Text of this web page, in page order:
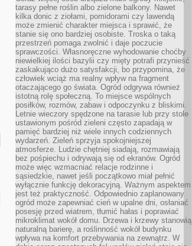
tarasy pełne roślin albo zielone balkony. Nawet
kilka donic z ziołami, pomidorami czy lawendą
może zmienić charakter miejsca i sprawić, że
stanie się ono bardziej osobiste. Troska o taką
przestrzeń pomaga zwolnić i daje poczucie
sprawczości. Własnoręczne wyhodowanie choćby
niewielkiej ilości bazylii czy mięty potrafi przynieść
zaskakująco dużo satysfakcji, bo przypomina, że
człowiek wciąż ma realny wpływ na fragment
otaczającego go świata. Ogród odgrywa również
istotną rolę społeczną. To miejsce wspólnych
posiłków, rozmów, zabaw i odpoczynku z bliskimi.
Letnie wieczory spędzone na tarasie lub przy stole
ustawionym pośród zieleni często zapadają w
pamięć bardziej niż wiele innych codziennych
wydarzeń. Zieleń sprzyja spokojniejszej
atmosferze. Ludzie chętniej siadają, rozmawiają
bez pośpiechu i odrywają się od ekranów. Ogród
może więc wzmacniać relacje rodzinne i
sąsiedzkie, nawet jeśli początkowo miał pełnić
wyłącznie funkcję dekoracyjną. Ważnym aspektem
jest też praktyczność. Odpowiednio zaplanowany
ogród może zapewniać cień w upalne dni, osłaniać
posesję przed wiatrem, tłumić hałas i poprawiać
mikroklimat wokół domu. Drzewa i krzewy stanowią
naturalną barierę, a roślinność wokół budynku
wpływa na komfort przebywania na zewnątrz. W